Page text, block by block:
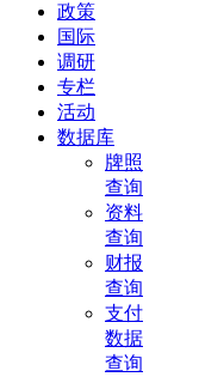
政策
国际
调研
专栏
活动
数据库
牌照
查询
资料
查询
财报
查询
支付
数据
查询